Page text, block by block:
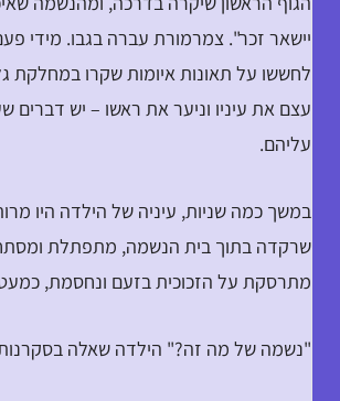
יישאר זכר". צמרמורת עברה בגבו. מידי
לחששו על תאונות איומות שקרו במחלקת
עצם את עיניו וניער את ראשו – יש דברים
עליהם.
במשך כמה שניות, עיניה של הילדה היו
שרקדה בתוך בית הנשמה, מתפתלת
מתרסקת על הזכוכית בזעם ונחסמת,
"נשמה של מה זה?" הילדה שאלה